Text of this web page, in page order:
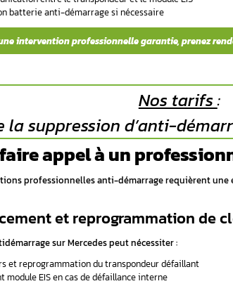
Le signal clignotant anti-démarrage
constitue le symptôme principal.
Ce voyant anti-démarrage fixe ou
2.2. Démarrage
Lorsque vérifier la batterie ne révèle aucun
électronique est probablement en cause. Le
Pour un diagnosticanti-démarrage Mercedes
3. Comment
Mercedes Sprinter ?
Plusieurs méthodes permettent
panne.